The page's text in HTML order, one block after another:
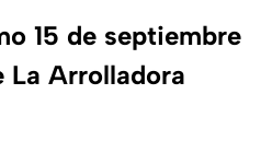
15 de septiembre
La Arrolladora